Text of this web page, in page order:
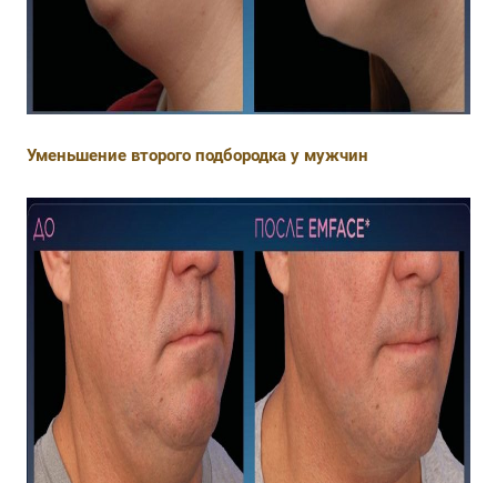
Уменьшение второго подбородка у мужчин